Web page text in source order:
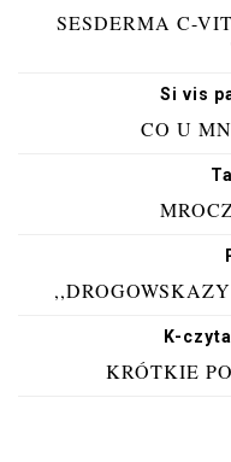
SESDERMA C-
Si vis
CO U
K-
KRÓTKIE